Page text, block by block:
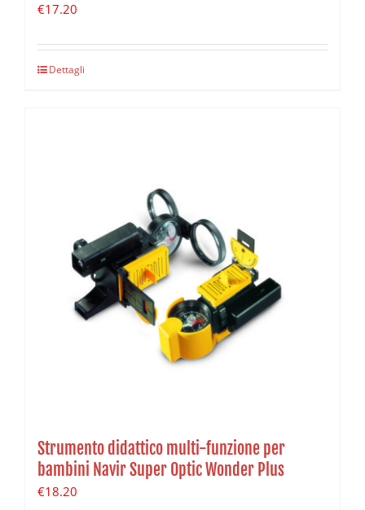
€17.20
Dettagli
Strumento didattico multi-funzione per
bambini Navir Super Optic Wonder Plus
€18.20